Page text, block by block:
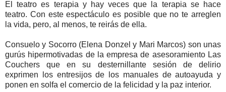
El teatro es terapia y hay veces que la terapia se hace
teatro. Con este espectáculo es posible que no te arreglen
la vida, pero, al menos, te reirás de ella.
Consuelo y Socorro (Elena Donzel y Mari Marcos) son unas
gurús hipermotivadas de la empresa de asesoramiento Las
Couchers que en su desternillante sesión de delirio
exprimen los entresijos de los manuales de autoayuda y
ponen en solfa el comercio de la felicidad y la paz interior.